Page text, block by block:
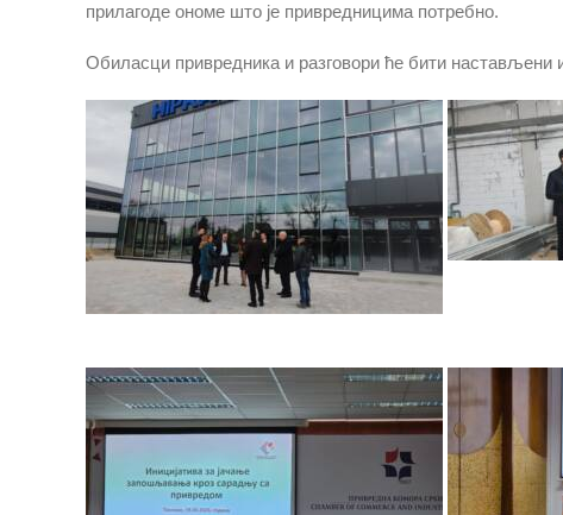
прилагоде ономе што је привредницима потребно.
Обиласци привредника и разговори ће бити настављени